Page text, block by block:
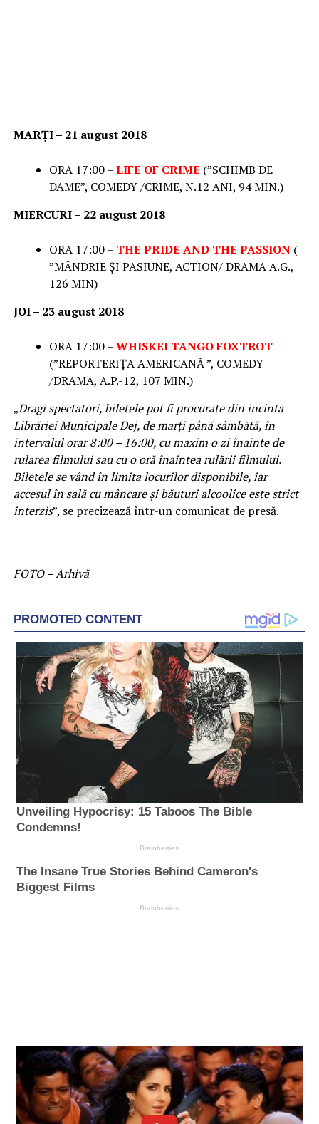
MARȚI – 21 august 2018
ORA 17:00 –LIFE OF CRIME (”SCHIMB DE
DAME”, COMEDY /CRIME, N.12 ANI, 94 MIN.)
MIERCURI – 22 august 2018
ORA 17:00 – THE PRIDE AND THE PASSION(
”MÂNDRIE ȘI PASIUNE, ACTION/ DRAMA A.G.,
126 MIN)
JOI – 23 august 2018
ORA 17:00 –WHISKEI TANGO FOXTROT
(”REPORTERIȚA AMERICANĂ ”, COMEDY
/DRAMA, A.P.-12, 107 MIN.)
„Dragi spectatori, biletele pot fi procurate din incinta
Librăriei Municipale Dej, de marți până sâmbătă, în
intervalul orar 8:00 – 16:00, cu maxim o zi înainte de
rularea filmului sau cu o oră înaintea rulării filmului.
Biletele se vând în limita locurilor disponibile, iar
accesul în sală cu mâncare și băuturi alcoolice este strict
interzis”, se precizează într-un comunicat de presă.
FOTO – Arhivă